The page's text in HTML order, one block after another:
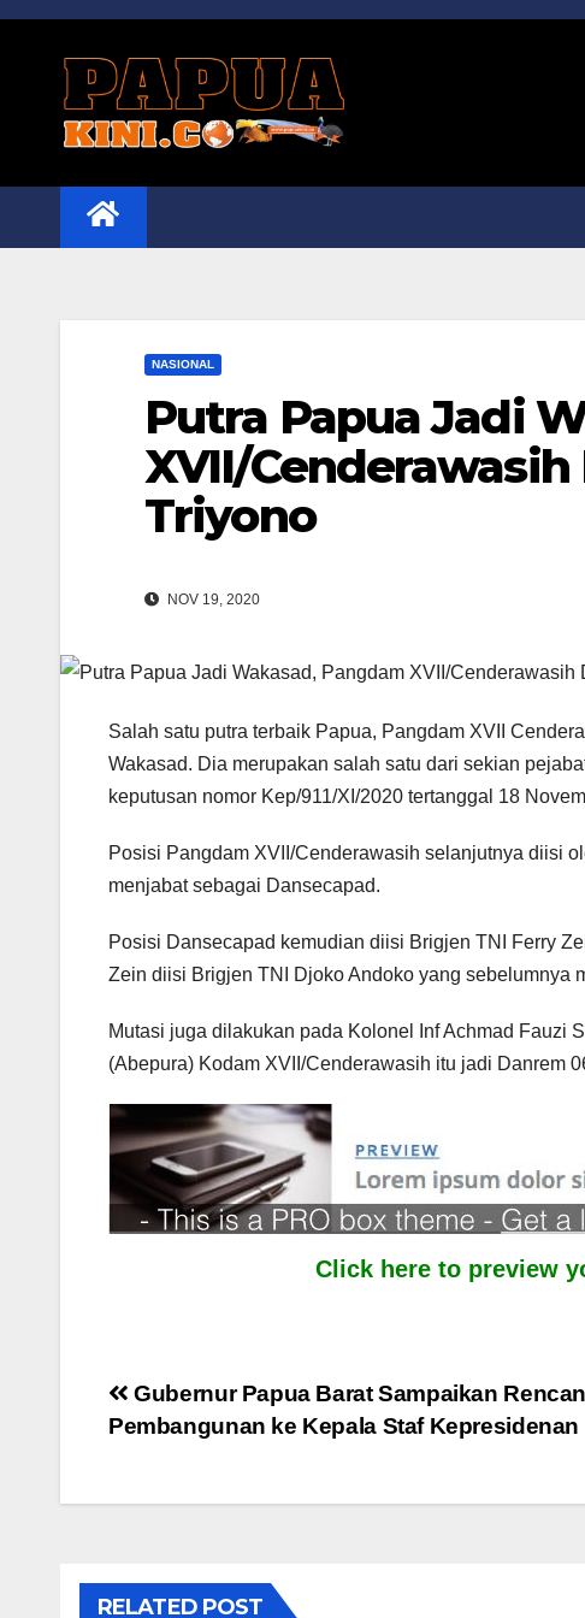
Skip
NASIONAL
Putra Papua Jadi
XVII/
Triyono
NOV 19, 2020
Salah satu putra terbaik Papua, Pangdam XVII
Wakasad. Dia merupakan salah satu dari sekian
keputusan nomor Kep/911/XI/2020 tertanggal 18
Posisi Pangdam XVII/Cenderawasih selanjutnya diisi
menjabat sebagai Dansecapad.
Posisi Dansecapad kemudian diisi Brigjen TNI Ferry
Zein diisi Brigjen TNI Djoko Andoko yang sebelumnya
Mutasi juga dilakukan pada Kolonel Inf Achmad Fauzi
(Abepura) Kodam XVII/Cenderawasih itu jadi Danrem
Click here to preview
Post
navigation
Gubernur Papua Barat Sampaikan
Pembangunan ke Kepala Staf Kepresidenan
RELATED POST